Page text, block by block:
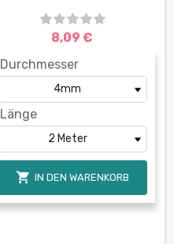
8,09 €
Durchmesser
Länge
 IN DEN WARENKORB